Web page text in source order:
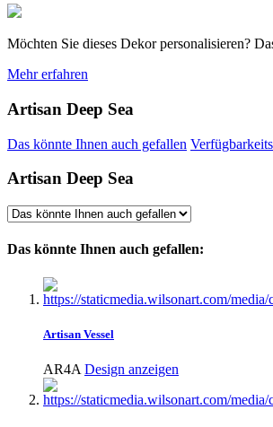
Möchten Sie dieses Dekor personalisieren?
Mehr erfahren
Artisan Deep Sea
Das könnte Ihnen auch gefallen
Artisan Deep Sea
Das könnte Ihnen auch gefallen:
Artisan Vessel
AR4A Design anzeigen